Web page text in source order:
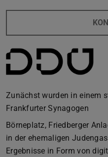
Zunächst wurden in einem
Frankfurter Synagogen
Börneplatz, Friedberger
in der ehemaligen
Ergebnisse in Form von